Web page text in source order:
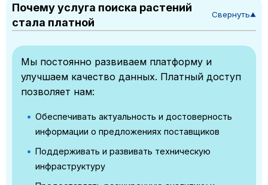
Почему услуга поиска растений
стала платной
Свернуть▼
Мы постоянно развиваем платформу и
улучшаем качество данных. Платный доступ
позволяет нам:
Обеспечивать актуальность и достоверность
информации о предложениях поставщиков
Поддерживать и развивать техническую
инфраструктуру